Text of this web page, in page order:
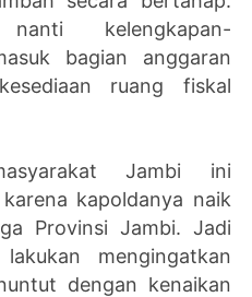
kelengkapan-
bagian anggaran
ruang fiskal
Jambi ini
kapoldanya naik
Provinsi Jambi. Jadi
mengingatkan
dengan kenaikan